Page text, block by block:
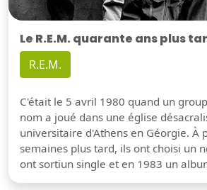
Le R.E.M. quarante ans plus
R.E.M.
C'était le 5 avril 1980 quand un
nom a joué dans une église
universitaire d'Athens en Géorgie. À
semaines plus tard, ils ont choisi un
ont sortiun single et en 1983 un